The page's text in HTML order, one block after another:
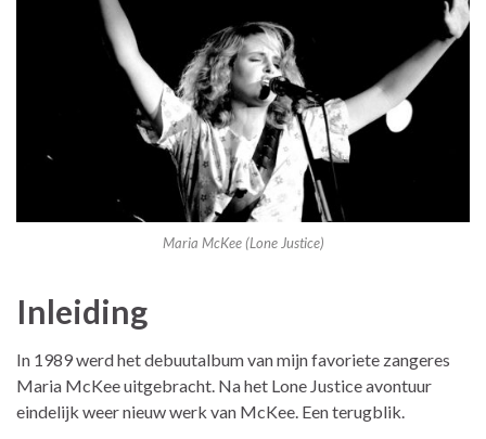
Maria McKee (Lone Justice)
Inleiding
In 1989 werd het debuutalbum van mijn favoriete zangeres
Maria McKee uitgebracht. Na het Lone Justice avontuur
eindelijk weer nieuw werk van McKee. Een terugblik.